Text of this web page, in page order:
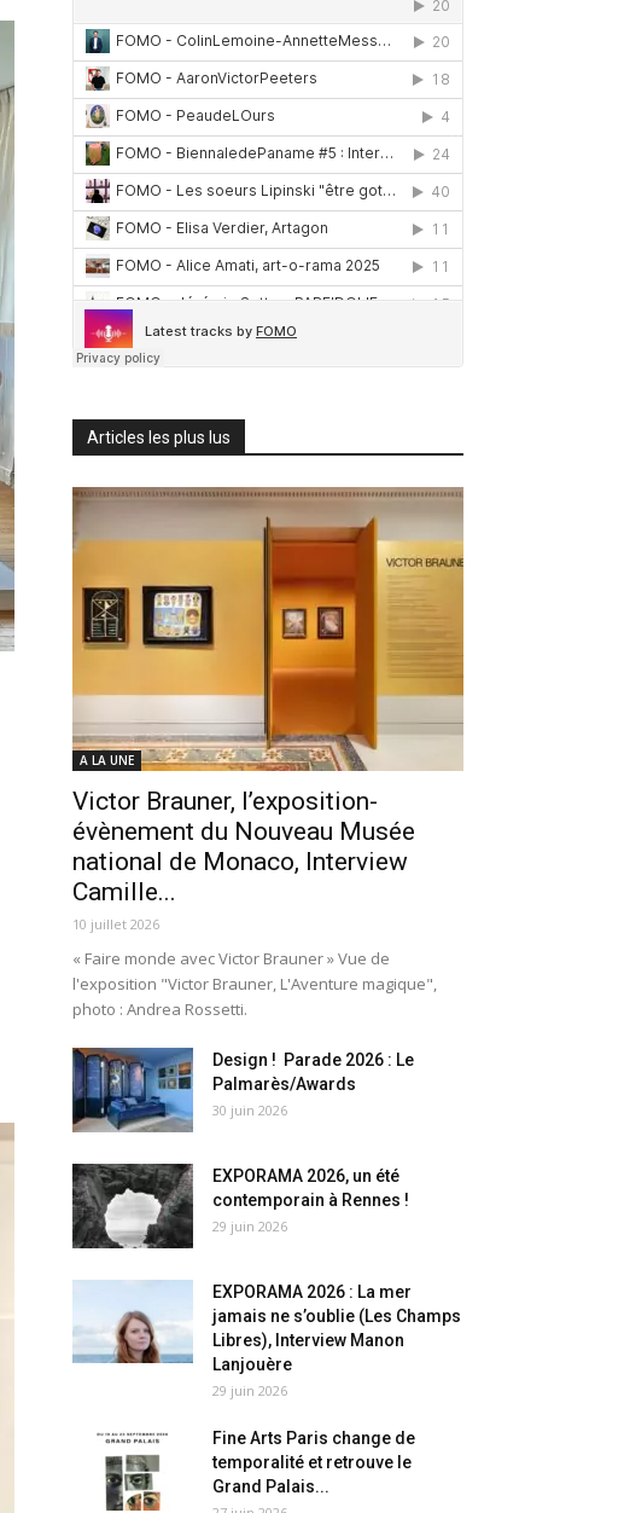
Articles les plus lus
A LA UNE
Victor Brauner, l’exposition-
évènement du Nouveau Musée
national de Monaco, Interview
Camille...
10 juillet 2026
« Faire monde avec Victor Brauner » Vue de
l'exposition "Victor Brauner, L'Aventure magique",
photo : Andrea Rossetti.
Design ! Parade 2026 : Le
Palmarès/Awards
30 juin 2026
EXPORAMA 2026, un été
contemporain à Rennes !
29 juin 2026
EXPORAMA 2026 : La mer
jamais ne s’oublie (Les Champs
Libres), Interview Manon
Lanjouère
29 juin 2026
Fine Arts Paris change de
temporalité et retrouve le
Grand Palais...